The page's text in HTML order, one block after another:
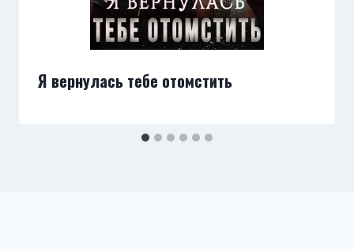
Я вернулась тебе отомстить